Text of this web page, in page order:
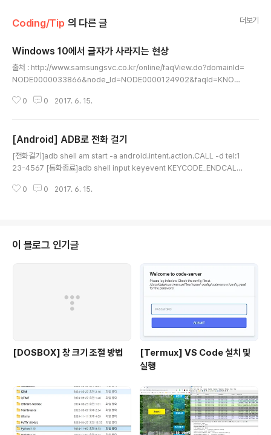
Coding/Tip 의 다른 글 더보기
Windows 10에서 글자가 사라지는 현상
출처 : http://www.samsungsvc.co.kr/online/faqView.do?domainId=
NODE0000033866&node_Id=NODE0000124902&faqId=KNOW
0 0 2017. 6. 15.
[Android] ADB로 전화 걸기
[전화걸기]adb shell am start -a android.intent.action.CALL -d tel:1
23-4567 [통화종료]adb shell input keyevent KEYCODE_ENDCALL
[5초간 대기 - DOS command]timeout /t 5 [ 전화를 걸고 10초 뒤에 종료
0 0 2017. 6. 15.
이 블로그 인기글
[DOSBOX] 창 크기 조절 방법
[Termux] VS Code 설치 및
실행